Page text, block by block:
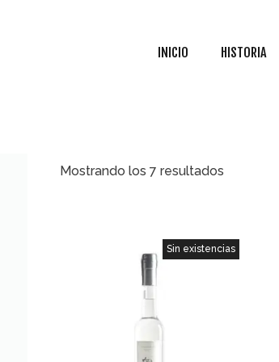
INICIO HISTORIA
Mostrando los 7 resultados
Sin existencias